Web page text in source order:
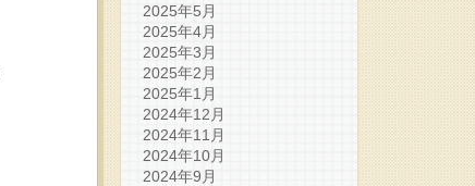
2025年5月
2025年4月
2025年3月
2025年2月
2025年1月
2024年12月
2024年11月
2024年10月
2024年9月